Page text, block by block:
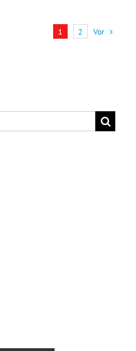
1 2 Vor